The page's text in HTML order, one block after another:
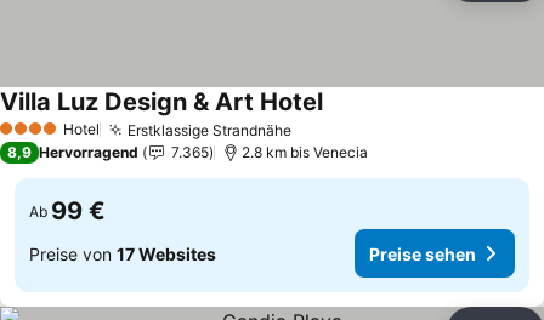
4 Sterne Hotel Erstklassige StrandnähePreise sehen
Villa Luz Design & Art HotelPreise sehen
8,9 Hervorragend 7.365 2.8 km bis Venecia
Ab 99 €
Preise von 17 Websites Preise sehen